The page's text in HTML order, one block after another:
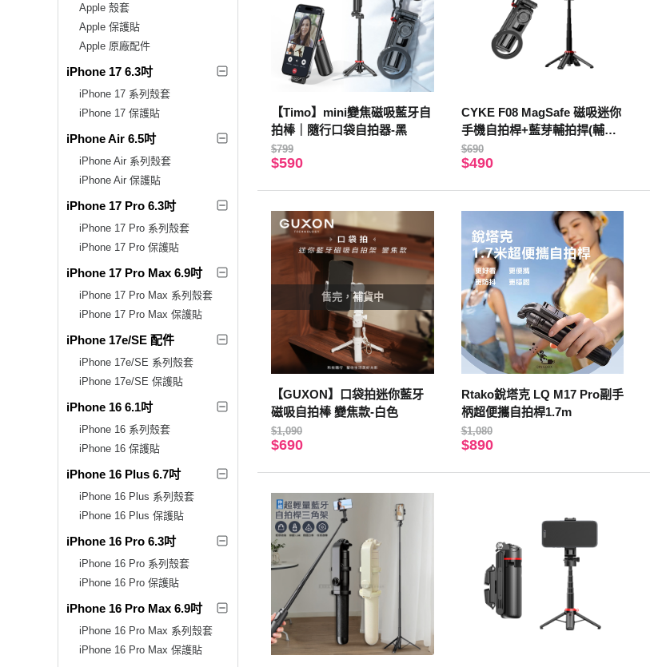
Apple 殼套
Apple 保護貼
Apple 原廠配件
iPhone 17 6.3吋
iPhone 17 系列殼套
iPhone 17 保護貼
iPhone Air 6.5吋
iPhone Air 系列殼套
iPhone Air 保護貼
iPhone 17 Pro 6.3吋
iPhone 17 Pro 系列殼套
iPhone 17 Pro 保護貼
iPhone 17 Pro Max 6.9吋
iPhone 17 Pro Max 系列殼套
iPhone 17 Pro Max 保護貼
iPhone 17e/SE 配件
iPhone 17e/SE 系列殼套
iPhone 17e/SE 保護貼
iPhone 16 6.1吋
iPhone 16 系列殼套
iPhone 16 保護貼
iPhone 16 Plus 6.7吋
iPhone 16 Plus 系列殼套
iPhone 16 Plus 保護貼
iPhone 16 Pro 6.3吋
iPhone 16 Pro 系列殼套
iPhone 16 Pro 保護貼
iPhone 16 Pro Max 6.9吋
iPhone 16 Pro Max 系列殼套
iPhone 16 Pro Max 保護貼
【Timo】mini變焦磁吸藍牙自
拍棒｜隨行口袋自拍器-黑
$799
$590
CYKE F08 MagSafe 磁吸迷你
手機自拍桿+藍芽輔拍捍(輔拍
器)
$690
$490
售完，補貨中
【GUXON】口袋拍迷你藍牙
磁吸自拍棒 變焦款-白色
$1,090
$690
Rtako銳塔克 LQ M17 Pro副手
柄超便攜自拍桿1.7m
$1,080
$890